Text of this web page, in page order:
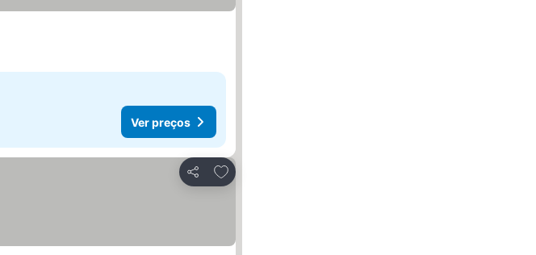
Ver preços
Partilhar
Adicionar aos favoritos